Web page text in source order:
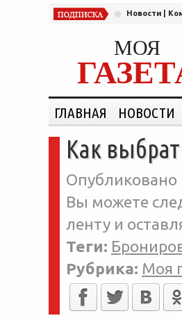
Новости
МОЯ
ГЛАВНАЯ НОВОСТИ
Как
Опубликовано
Вы можете
ленту и
Теги:
Рубрика: Моя